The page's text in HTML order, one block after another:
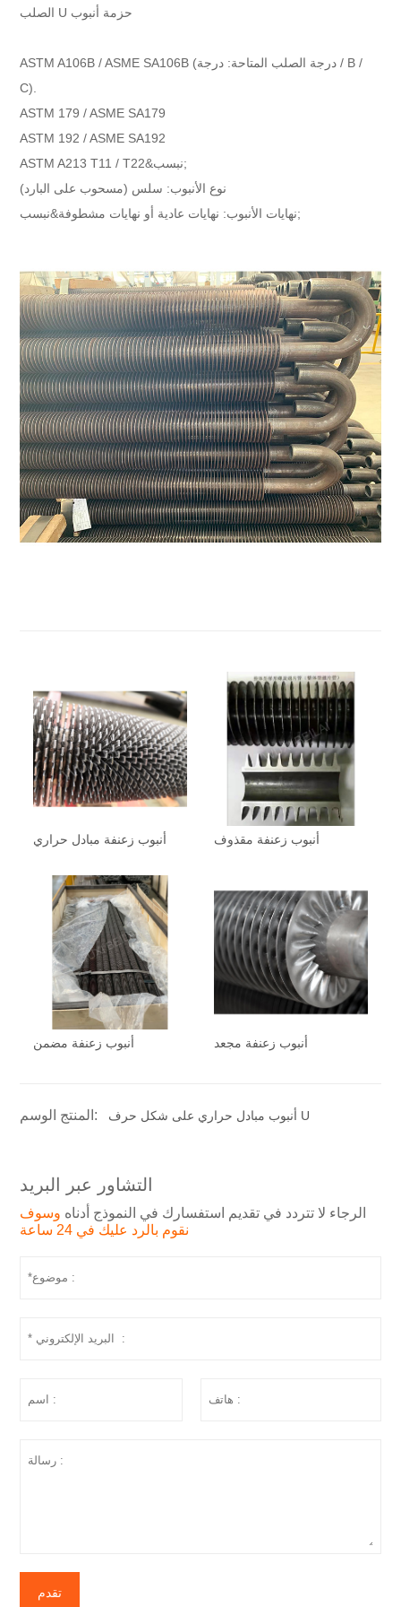
الصلب U حزمة أنبوب
ASTM A106B / ASME SA106B (درجة الصلب المتاحة: درجة / B /
C).
ASTM 179 / ASME SA179
ASTM 192 / ASME SA192
ASTM A213 T11 / T22&نبسب;
نوع الأنبوب: سلس (مسحوب على البارد)
نهايات الأنبوب: نهايات عادية أو نهايات مشطوفة&نبسب;
أنبوب زعنفة مبادل حراري أنبوب زعنفة مقذوف
أنبوب زعنفة مضمن أنبوب زعنفة مجعد
المنتج الوسم: أنبوب مبادل حراري على شكل حرف U
التشاور عبر البريد
الرجاء لا تتردد في تقديم استفسارك في النموذج أدناه وسوف
نقوم بالرد عليك في 24 ساعة
تقدم